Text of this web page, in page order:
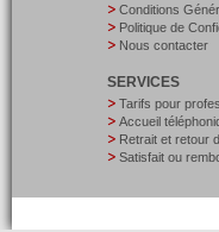
Conditions
Politique de
Nous contacter
SERVICES
Tarifs pour
Accueil
Retrait et retour
Satisfait ou